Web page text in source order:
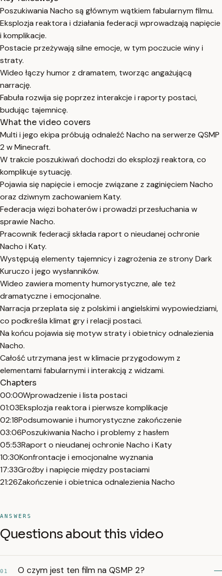
Poszukiwania Nacho są głównym wątkiem fabularnym filmu.
Eksplozja reaktora i działania federacji wprowadzają napięcie
i komplikacje.
Postacie przeżywają silne emocje, w tym poczucie winy i
straty.
Wideo łączy humor z dramatem, tworząc angażującą
narrację.
Fabuła rozwija się poprzez interakcje i raporty postaci,
budując tajemnicę.
What the video covers
Multi i jego ekipa próbują odnaleźć Nacho na serwerze QSMP
2 w Minecraft.
W trakcie poszukiwań dochodzi do eksplozji reaktora, co
komplikuje sytuację.
Pojawia się napięcie i emocje związane z zaginięciem Nacho
oraz dziwnym zachowaniem Katy.
Federacja więzi bohaterów i prowadzi przesłuchania w
sprawie Nacho.
Pracownik federacji składa raport o nieudanej ochronie
Nacho i Katy.
Występują elementy tajemnicy i zagrożenia ze strony Dark
Kuruczo i jego wysłanników.
Wideo zawiera momenty humorystyczne, ale też
dramatyczne i emocjonalne.
Narracja przeplata się z polskimi i angielskimi wypowiedziami,
co podkreśla klimat gry i relacji postaci.
Na końcu pojawia się motyw straty i obietnicy odnalezienia
Nacho.
Całość utrzymana jest w klimacie przygodowym z
elementami fabularnymi i interakcją z widzami.
Chapters
00:00Wprowadzenie i lista postaci
01:03Eksplozja reaktora i pierwsze komplikacje
02:18Podsumowanie i humorystyczne zakończenie
03:06Poszukiwania Nacho i problemy z hasłem
05:53Raport o nieudanej ochronie Nacho i Katy
10:30Konfrontacje i emocjonalne wyznania
17:33Groźby i napięcie między postaciami
21:26Zakończenie i obietnica odnalezienia Nacho
ANSWERS
Questions about this video
01 O czym jest ten film na QSMP 2?